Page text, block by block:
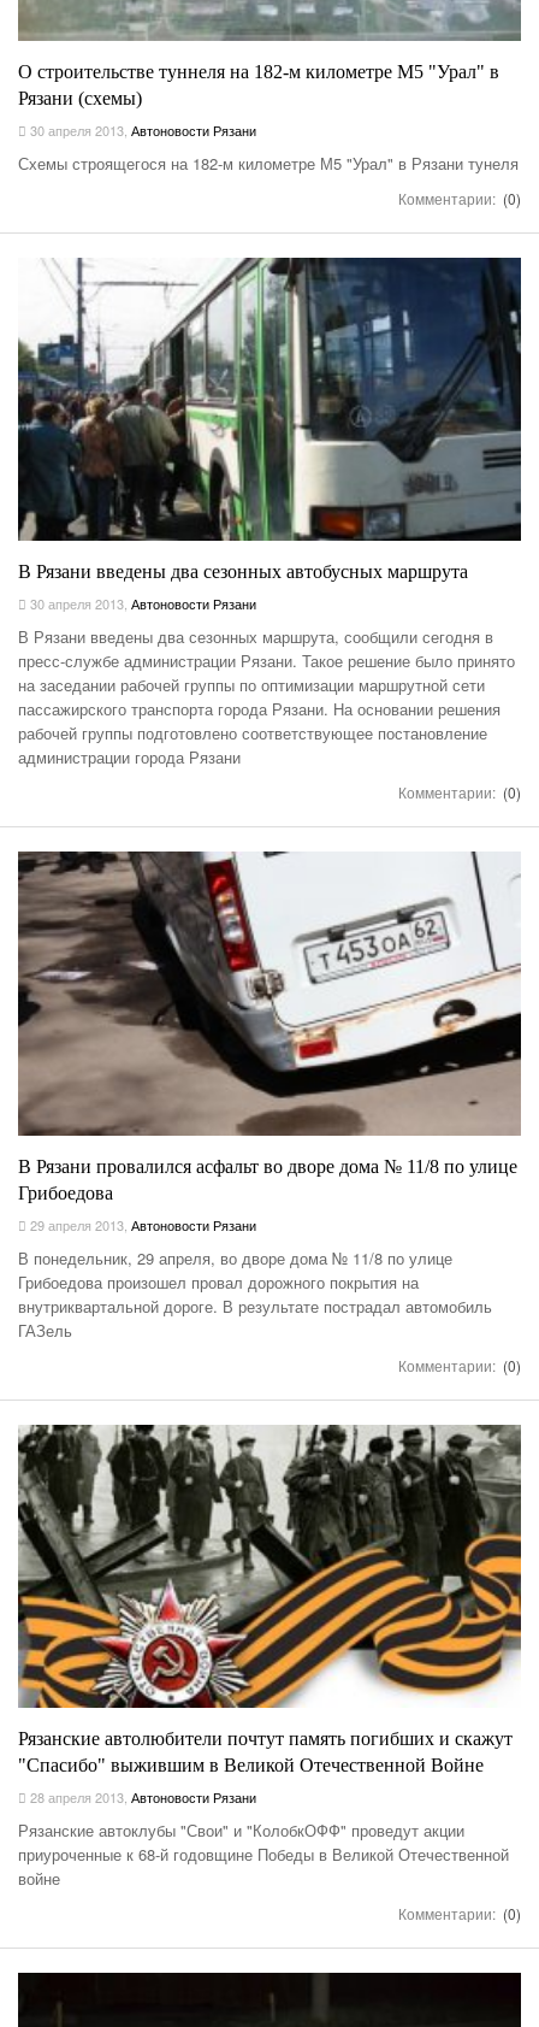
О строительстве туннеля на 182-м километре М5 "Урал" в
Рязани (схемы)
30 апреля 2013 Автоновости Рязани
Схемы строящегося на 182-м километре М5 "Урал" в Рязани тунеля
Комментарии: (0)
В Рязани введены два сезонных автобусных маршрута
30 апреля 2013 Автоновости Рязани
В Рязани введены два сезонных маршрута, сообщили сегодня в
пресс-службе администрации Рязани. Такое решение было принято
на заседании рабочей группы по оптимизации маршрутной сети
пассажирского транспорта города Рязани. На основании решения
рабочей группы подготовлено соответствующее постановление
администрации города Рязани
Комментарии: (0)
В Рязани провалился асфальт во дворе дома № 11/8 по улице
Грибоедова
29 апреля 2013 Автоновости Рязани
В понедельник, 29 апреля, во дворе дома № 11/8 по улице
Грибоедова произошел провал дорожного покрытия на
внутриквартальной дороге. В результате пострадал автомобиль
ГАЗель
Комментарии: (0)
Рязанские автолюбители почтут память погибших и скажут
"Спасибо" выжившим в Великой Отечественной Войне
28 апреля 2013, Автоновости Рязани
Рязанские автоклубы "Свои" и "КолобкОФФ" проведут акции
приуроченные к 68-й годовщине Победы в Великой Отечественной
войне
Комментарии: (0)